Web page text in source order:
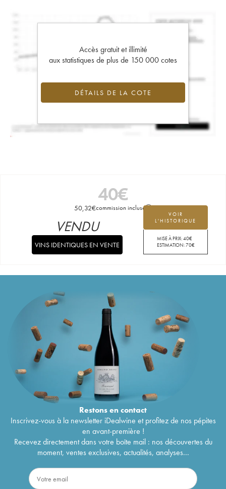
Accès gratuit et illimité
aux statistiques de plus de 150 000 cotes
DÉTAILS DE LA COTE
40€
50,32€commission incluse
VOIR
L'HISTORIQUE
MISE À PRIX:40€
ESTIMATION:70€
VENDU
VINS IDENTIQUES EN VENTE
Restons encontact
Inscrivez-vous à la newsletter iDealwine et profitez de nos pépites
en avant-première !
Recevez directement dans votre boîte mail : nos découvertes du
moment, ventes exclusives, actualités, analyses...